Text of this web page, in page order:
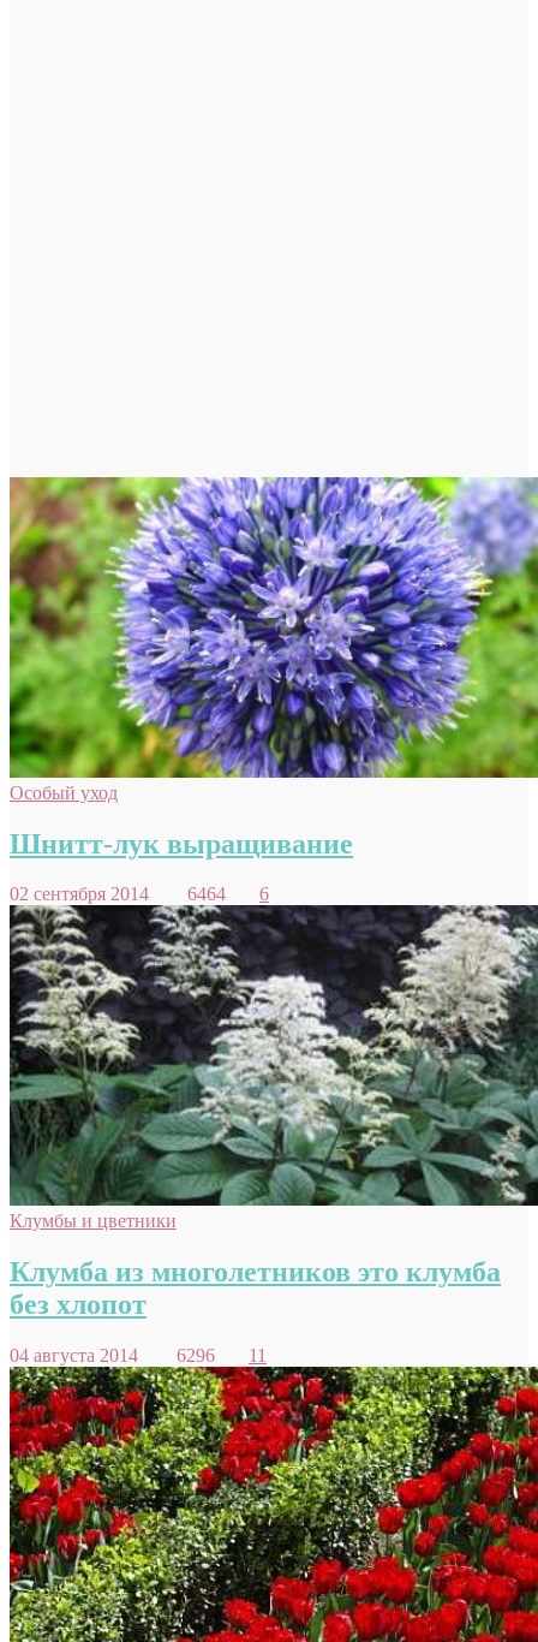
Особый уход
Шнитт-лук выращивание
02 сентября 2014 6464 6
Клумбы и цветники
Клумба из многолетников это клумба
без хлопот
04 августа 2014 6296 11